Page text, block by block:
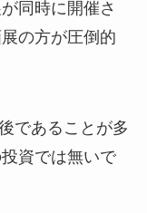
同時に開催さ
の方が圧倒的
であることが多
資では無いで